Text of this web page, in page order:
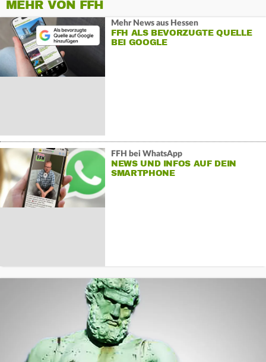
MEHR VON FFH
Mehr News aus Hessen
FFH ALS BEVORZUGTE QUELLE
BEI GOOGLE
FFH bei WhatsApp
NEWS UND INFOS AUF DEIN
SMARTPHONE